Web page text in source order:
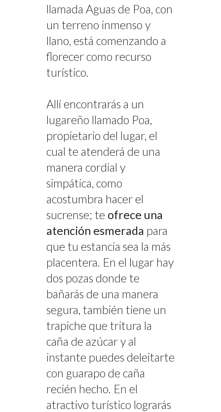
llamada Aguas de Poa, con
un terreno inmenso y
llano, está comenzando a
florecer como recurso
turístico.
Allí encontrarás a un
lugareño llamado Poa,
propietario del lugar, el
cual te atenderá de una
manera cordial y
simpática, como
acostumbra hacer el
sucrense; te ofrece una
atención esmerada para
que tu estancia sea la más
placentera. En el lugar hay
dos pozas donde te
bañarás de una manera
segura, también tiene un
trapiche que tritura la
caña de azúcar y al
instante puedes deleitarte
con guarapo de caña
recién hecho. En el
atractivo turístico lograrás